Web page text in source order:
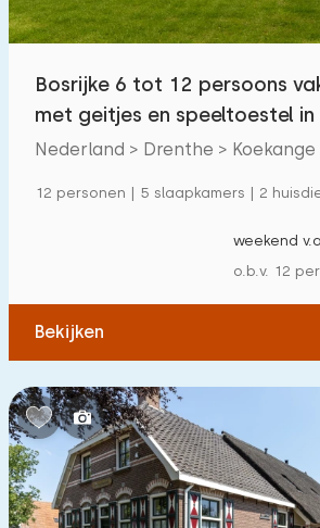
Kinderfaciliteiten op park
Toegankelijkheid
Bosrijke 6 tot 12 persoons
met geitjes en speeltoestel in
Nederland > Drenthe > Koekange
12 personen | 5 slaapkamers | 2
weekend
o.b.v. 12
Bekijken